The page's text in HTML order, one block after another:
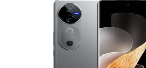
Kuwait(ar) | حدد البلد/المنطقة